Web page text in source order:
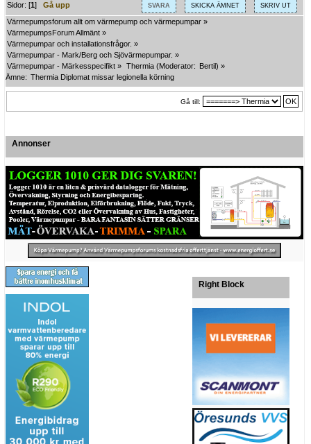
SVARA SKICKA ÄMNET SKRIV UT
Sidor: [1]Gå upp
Värmepumpsforum allt om värmepump och värmepumpar »
VärmepumpsForum Allmänt »
Värmepumpar och installationsfrågor. »
Värmepumpar - Mark/Berg och Sjövärmepumpar. »
Värmepumpar - Märkesspecifikt » Thermia (Moderator: Bertil) »
Ämne: Thermia Diplomat missar legionella körning
Gå till:
Annonser
Right Block